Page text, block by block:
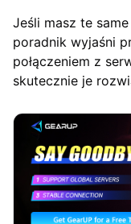
Jeśli masz te
poradnik wyjaśni
połączeniem z
skutecznie je